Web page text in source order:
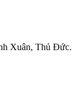
Xuân, Thủ Đức.